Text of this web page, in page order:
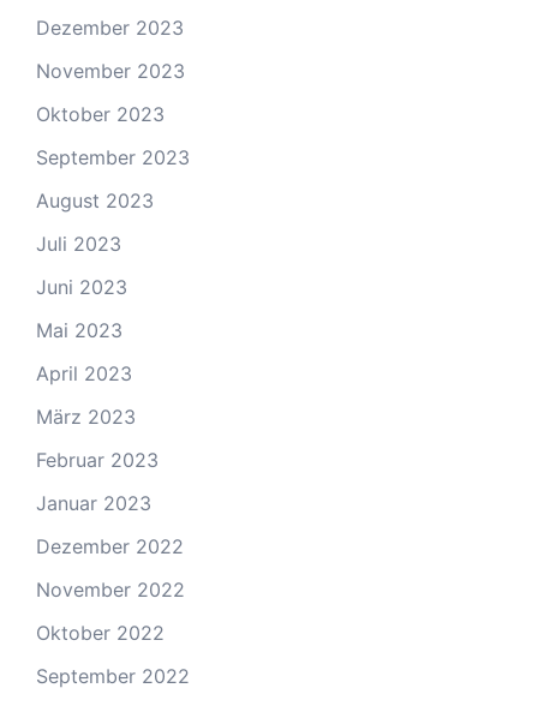
Dezember 2023
November 2023
Oktober 2023
September 2023
August 2023
Juli 2023
Juni 2023
Mai 2023
April 2023
März 2023
Februar 2023
Januar 2023
Dezember 2022
November 2022
Oktober 2022
September 2022